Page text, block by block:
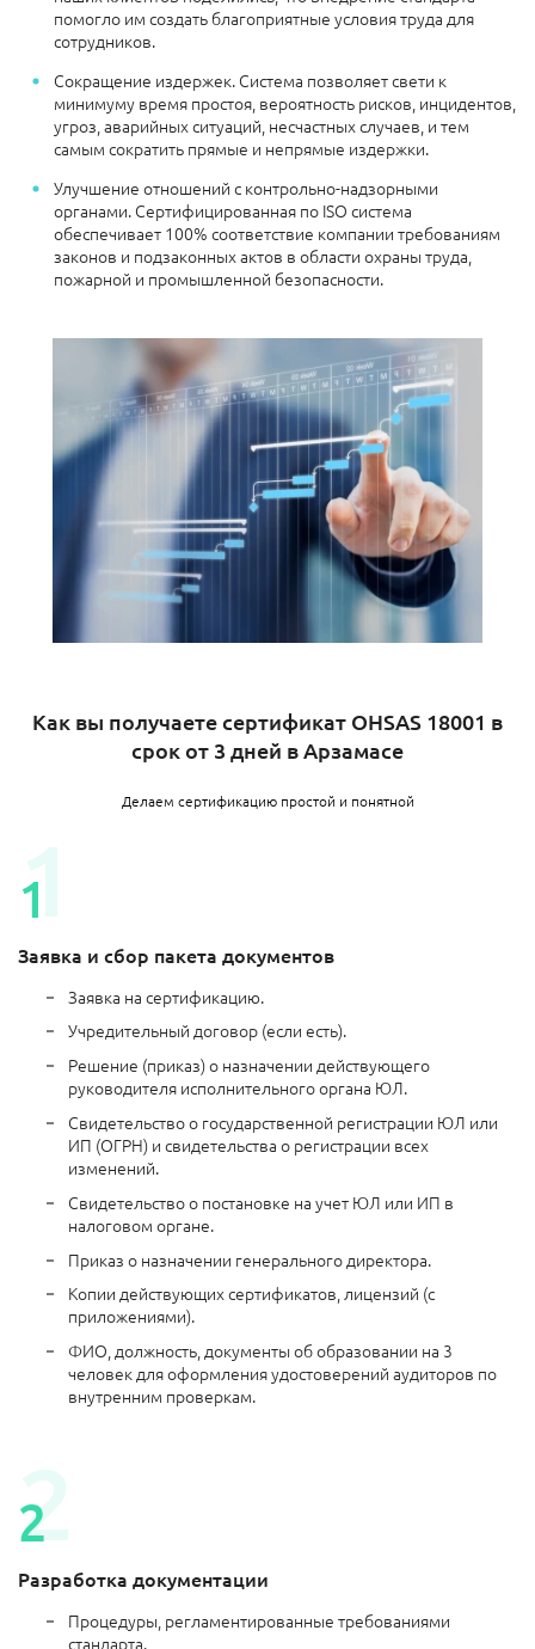
помогло им создать благоприятные условия труда для
сотрудников.
Сокращение издержек. Система позволяет свети к
минимуму время простоя, вероятность рисков, инцидентов,
угроз, аварийных ситуаций, несчастных случаев, и тем
самым сократить прямые и непрямые издержки.
Улучшение отношений с контрольно-надзорными
органами. Сертифицированная по ISO система
обеспечивает 100% соответствие компании требованиям
законов и подзаконных актов в области охраны труда,
пожарной и промышленной безопасности.
Как вы получаете сертификат OHSAS 18001 в
срок от 3 дней в Арзамасе
Делаем сертификацию простой и понятной
Заявка и сбор пакета документов
Заявка на сертификацию.
Учредительный договор (если есть).
Решение (приказ) о назначении действующего
руководителя исполнительного органа ЮЛ.
Свидетельство о государственной регистрации ЮЛ или
ИП (ОГРН) и свидетельства о регистрации всех
изменений.
Свидетельство о постановке на учет ЮЛ или ИП в
налоговом органе.
Приказ о назначении генерального директора.
Копии действующих сертификатов, лицензий (с
приложениями).
ФИО, должность, документы об образовании на 3
человек для оформления удостоверений аудиторов по
внутренним проверкам.
Разработка документации
Процедуры, регламентированные требованиями
стандарта.